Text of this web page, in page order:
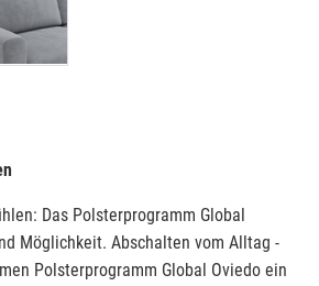
Das Polsterprogramm Global
Möglichkeit. Abschalten vom Alltag -
Polsterprogramm Global Oviedo ein